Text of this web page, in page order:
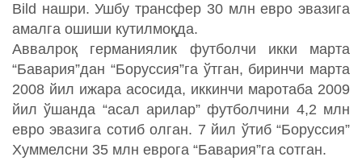
Bild нашри. Ушбу трансфер 30 млн евро эвазига
амалга ошиши кутилмоқда.
Аввалроқ германиялик футболчи икки марта
“Бавария”дан “Боруссия”га ўтган, биринчи марта
2008 йил ижара асосида, иккинчи маротаба 2009
йил ўшанда “асал арилар” футболчини 4,2 млн
евро эвазига сотиб олган. 7 йил ўтиб “Боруссия”
Хуммелсни 35 млн еврога “Бавария”га сотган.